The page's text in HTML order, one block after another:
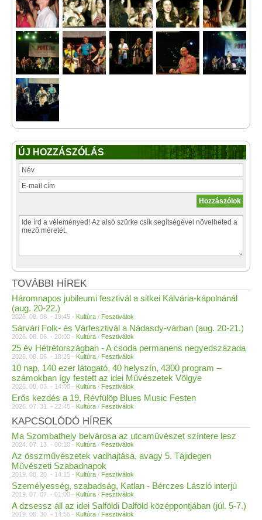
ÚJ HOZZÁSZÓLÁS
TOVÁBBI HÍREK
Háromnapos jubileumi fesztivál a sitkei Kálvária-kápolnánál
(aug. 20-22.)
2026. 08. 08. - 19:45 - Kultúra / Fesztiválok
Sárvári Folk- és Várfesztivál a Nádasdy-várban (aug. 20-21.)
2026. 08. 06. - 20:00 - Kultúra / Fesztiválok
25 év Hétrétországban - A csoda permanens negyedszázada
2026. 08. 06. - 18:25 - Kultúra / Fesztiválok
10 nap, 140 ezer látogató, 40 helyszín, 4300 program –
számokban így festett az idei Művészetek Völgye
2026. 08. 03. - 14:00 - Kultúra / Fesztiválok
Erős kezdés a 19. Révfülöp Blues Music Festen
2026. 07. 31. - 22:45 - Kultúra / Fesztiválok
KAPCSOLÓDÓ HÍREK
Ma Szombathely belvárosa az utcaművészet színtere lesz
2024. 07. 13. - 00:10 - Kultúra / Fesztiválok
Az összművészetek vadhajtása, avagy 5. Tájidegen
Művészeti Szabadnapok
2019. 08. 20. - 14:15 - Kultúra / Fesztiválok
Személyesség, szabadság, Katlan - Bérczes László interjú
2019. 07. 07. - 01:00 - Kultúra / Fesztiválok
A dzsessz áll az idei Salföldi Dalföld középpontjában (júl. 5-7.)
2019. 06. 30. - 14:55 - Kultúra / Fesztiválok